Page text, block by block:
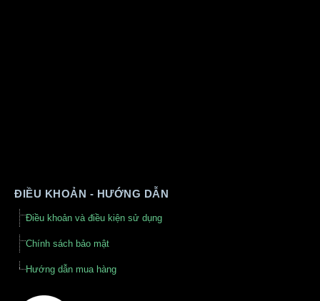
ĐIỀU KHOẢN - HƯỚNG DẪN
Điều khoản và điều kiện sử dụng
Chính sách bảo mật
Hướng dẫn mua hàng